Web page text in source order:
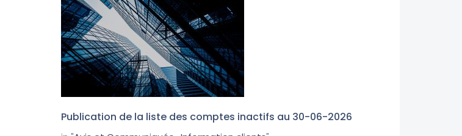
Publication de la liste des comptes inactifs au 30-06-2026